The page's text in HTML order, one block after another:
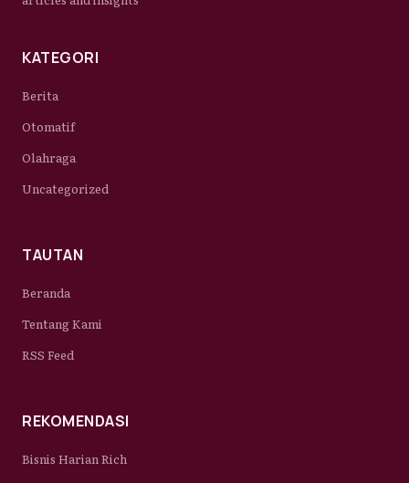
KATEGORI
Berita
Otomatif
Olahraga
Uncategorized
TAUTAN
Beranda
Tentang Kami
RSS Feed
REKOMENDASI
Bisnis Harian Rich